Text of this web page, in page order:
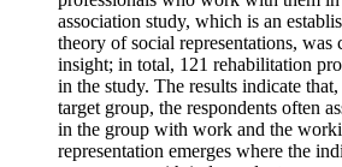
association study, which is an
theory of social representations, was
insight; in total, 121 rehabilitation
in the study. The results indicate
target group, the respondents often
in the group with work and the
representation emerges where the